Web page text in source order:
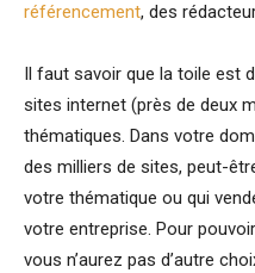
référencement, des
Il faut savoir que la toile est
sites internet (près de deux
thématiques. Dans votre
des milliers de sites, peut-
votre thématique ou qui
votre entreprise. Pour
vous n’aurez pas d’autre